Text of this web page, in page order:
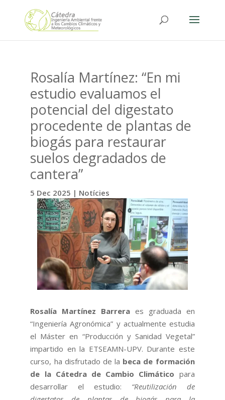
Rosalía Martínez: “En mi
estudio evaluamos el
potencial del digestato
procedente de plantas de
biogás para restaurar
suelos degradados de
cantera”
5 Dec 2025 | Notícies
Rosalía Martínez Barrera es graduada en
“Ingeniería Agronómica” y actualmente estudia
el Máster en “Producción y Sanidad Vegetal”
impartido en la ETSEAMN-UPV. Durante este
curso, ha disfrutado de la beca de formación
de la Cátedra de Cambio Climático para
desarrollar el estudio: “Reutilización de